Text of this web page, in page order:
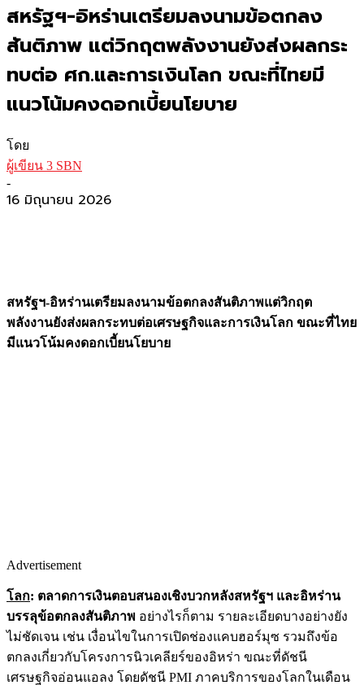
สหรัฐฯ-อิหร่านเตรียมลงนามข้อตกลง
สันติภาพ แต่วิกฤตพลังงานยังส่งผลกระ
ทบต่อ ศก.และการเงินโลก ขณะที่ไทยมี
แนวโน้มคงดอกเบี้ยนโยบาย
โดย
ผู้เขียน 3 SBN
-
16 มิถุนายน 2026
สหรัฐฯ-อิหร่านเตรียมลงนามข้อตกลงสันติภาพแต่วิกฤต
พลังงานยังส่งผลกระทบต่อเศรษฐกิจและการเงินโลก ขณะที่ไทย
มีแนวโน้มคงดอกเบี้ยนโยบาย
Advertisement
โลก: ตลาดการเงินตอบสนองเชิงบวกหลังสหรัฐฯ และอิหร่าน
บรรลุข้อตกลงสันติภาพ อย่างไรก็ตาม รายละเอียดบางอย่างยัง
ไม่ชัดเจน เช่น เงื่อนไขในการเปิดช่องแคบฮอร์มุซ รวมถึงข้อ
ตกลงเกี่ยวกับโครงการนิวเคลียร์ของอิหร่า ขณะที่ดัชนี
เศรษฐกิจอ่อนแอลง โดยดัชนี PMI ภาคบริการของโลกในเดือน